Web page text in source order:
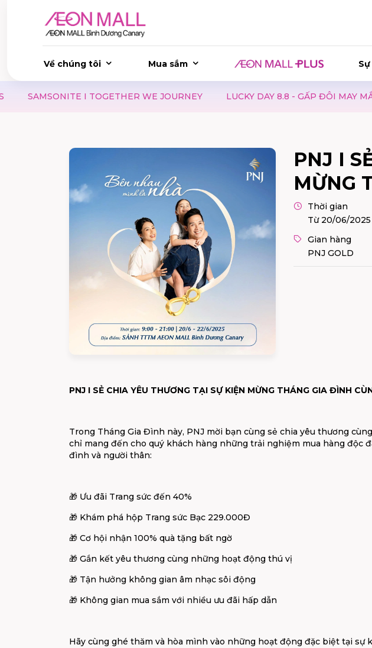
Về chúng tôi Mua sắm
WE JOURNEY LUCKY DAY 8.8 - GẤP ĐÔI MAY MẮN, GẤP ĐÔI NIỀM VUI
PNJ I
MỪNG
Thời gian
Từ 20/06/
Gian hàng
PNJ GOLD
PNJ I SẺ CHIA YÊU THƯƠNG TẠI SỰ KIỆN MỪNG THÁNG GIA ĐÌNH
Trong Tháng Gia Đình này, PNJ mời bạn cùng sẻ chia yêu thương
chỉ mang đến cho quý khách hàng những trải nghiệm mua hàng độc
đình và người thân:
🎁 Ưu đãi Trang sức đến 40%
🎁 Khám phá hộp Trang sức Bạc 229.000Đ
🎁 Cơ hội nhận 100% quà tặng bất ngờ
🎁 Gắn kết yêu thương cùng những hoạt động thú vị
🎁 Tận hưởng không gian âm nhạc sôi động
🎁 Không gian mua sắm với nhiều ưu đãi hấp dẫn
Hãy cùng ghé thăm và hòa mình vào những hoạt động đặc biệt tại